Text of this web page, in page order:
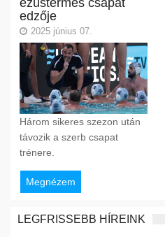
edzője
2025 június 07.
Három sikeres szezon után
távozik a szerb csapat
trénere.
Megnézem
LEGFRISSEBB HÍREINK